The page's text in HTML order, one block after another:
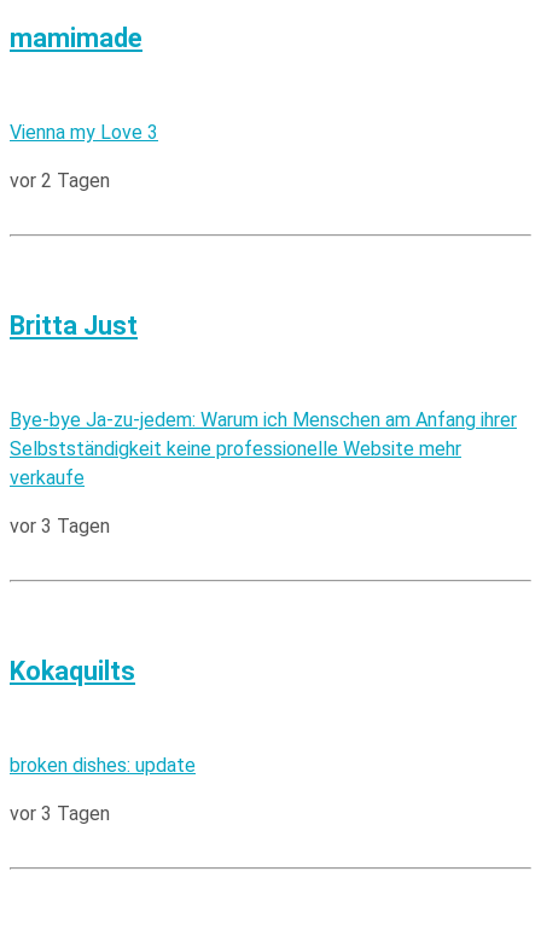
mamimade
Vienna my Love 3
vor 2 Tagen
Britta Just
Bye-bye Ja-zu-jedem: Warum ich Menschen am Anfang ihrer
Selbstständigkeit keine professionelle Website mehr
verkaufe
vor 3 Tagen
Kokaquilts
broken dishes: update
vor 3 Tagen